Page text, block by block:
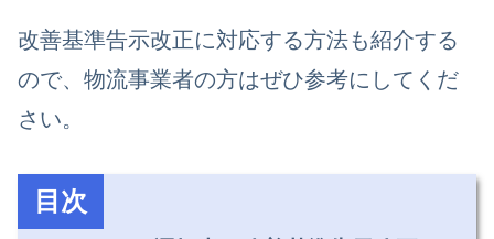
改善基準告示改正に対応する方法も紹介する
ので、物流事業者の方はぜひ参考にしてくだ
さい。
目次